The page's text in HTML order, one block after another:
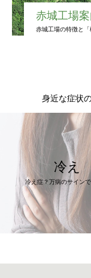
赤城工場
赤城工場の特徴と
身近な症状
冷え
冷え症？万病のサインで